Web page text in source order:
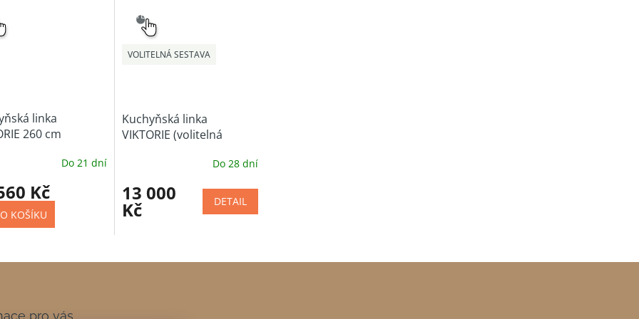
linka
260 cm
Do 21 dní
Kč
KOŠÍKU
VOLITELNÁ SESTAVA
VÝBĚR
Kuchyňská linka
VIKTORIE (volitelná
Do 28 dní
13 000
Kč DETAIL
pro vás